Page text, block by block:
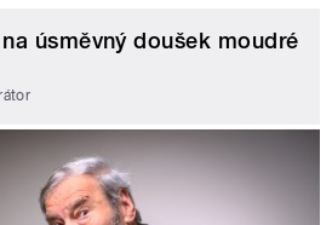
úsměvný doušek moudré